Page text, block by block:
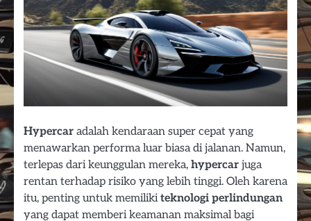
Hypercar adalah kendaraan super cepat yang
menawarkan performa luar biasa di jalanan. Namun,
terlepas dari keunggulan mereka, hypercar juga
rentan terhadap risiko yang lebih tinggi. Oleh karena
itu, penting untuk memilikiteknologi perlindungan
yang dapat memberi keamanan maksimal bagi